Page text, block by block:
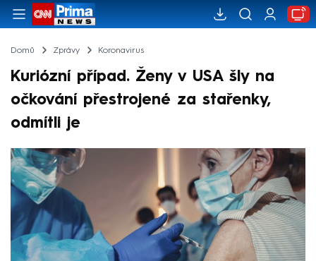
Domů Zprávy Koronavirus
Kuriózní případ. Ženy v USA šly na
očkování přestrojené za stařenky,
odmítli je